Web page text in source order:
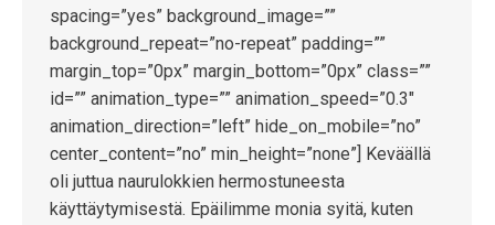
spacing=”yes” background_image=””
background_repeat=”no-repeat” padding=””
margin_top=”0px” margin_bottom=”0px” class=””
id=”” animation_type=”” animation_speed=”0.3″
animation_direction=”left” hide_on_mobile=”no”
center_content=”no” min_height=”none”] Keväällä
oli juttua naurulokkien hermostuneesta
käyttäytymisestä. Epäilimme monia syitä, kuten